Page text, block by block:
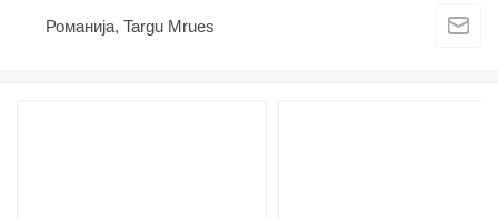
Романија, Targu Mrues